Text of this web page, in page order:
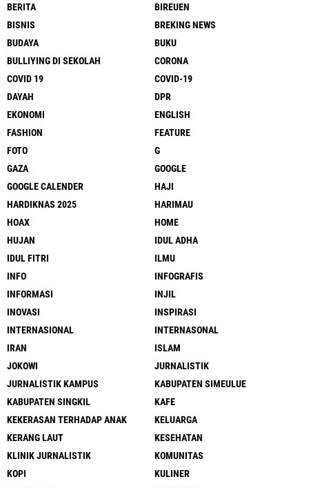
BERITA
BIREUEN
BISNIS
BREKING NEWS
BUDAYA
BUKU
BULLIYING DI SEKOLAH
CORONA
COVID 19
COVID-19
DAYAH
DPR
EKONOMI
ENGLISH
FASHION
FEATURE
FOTO
G
GAZA
GOOGLE
GOOGLE CALENDER
HAJI
HARDIKNAS 2025
HARIMAU
HOAX
HOME
HUJAN
IDUL ADHA
IDUL FITRI
ILMU
INFO
INFOGRAFIS
INFORMASI
INJIL
INOVASI
INSPIRASI
INTERNASIONAL
INTERNASONAL
IRAN
ISLAM
JOKOWI
JURNALISTIK
JURNALISTIK KAMPUS
KABUPATEN SIMEULUE
KABUPATEN SINGKIL
KAFE
KEKERASAN TERHADAP ANAK
KELUARGA
KERANG LAUT
KESEHATAN
KLINIK JURNALISTIK
KOMUNITAS
KOPI
KULINER